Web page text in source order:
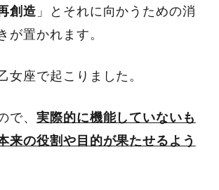
創造 」とそれに向かうための消
が置かれます。
女座で起こりました。
で、実際的に機能していないも
来の役割や目的が果たせるよう